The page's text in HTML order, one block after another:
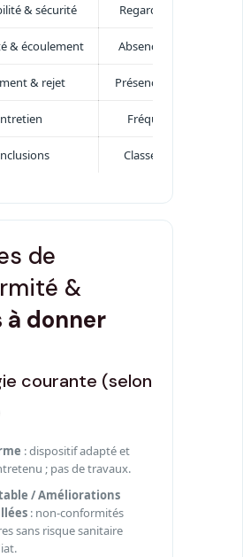
& sécurité Regards accessibles,
& écoulement Absence de fuites, pas
& rejet Présence et état du
Fréquence de
Classe de conformité,
de
&
à donner
courante (selon
: dispositif adapté et
; pas de travaux.
/ Améliorations
: non-conformités
sans risque sanitaire